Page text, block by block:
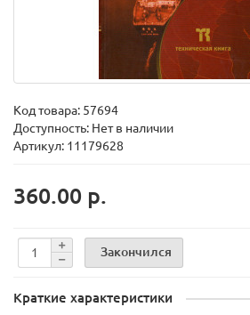
Код товара: 57694
Доступность: Нет в наличии
Артикул: 11179628
360.00 р.
Закончился
Краткие характеристики